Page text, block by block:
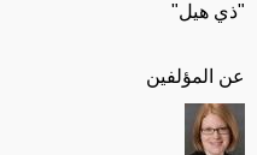
عن المؤلفين
"ذي هيل"